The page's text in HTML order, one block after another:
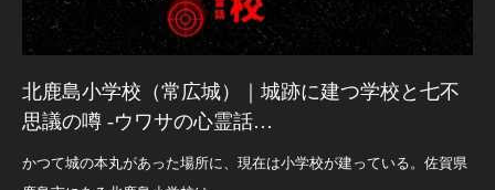
北鹿島小学校（常広城）｜城跡に建つ学校と七不
思議の噂 -ウワサの心霊話…
かつて城の本丸があった場所に、現在は小学校が建っている。佐賀県